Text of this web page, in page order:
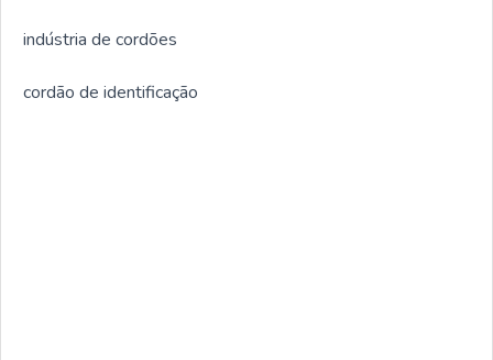
indústria de cordões
cordão de identificação